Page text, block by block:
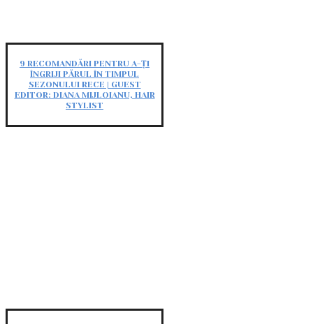
9 RECOMANDĂRI PENTRU A-ȚI
ÎNGRIJI PĂRUL ÎN TIMPUL
SEZONULUI RECE | GUEST
EDITOR: DIANA MIJLOIANU, HAIR
STYLIST